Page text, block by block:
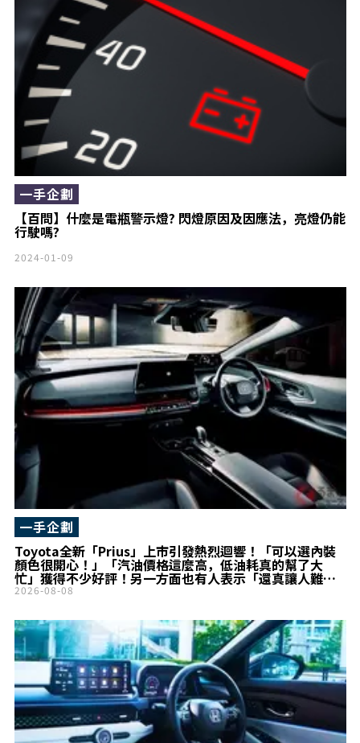
【百問】什麼是電瓶警示燈? 閃燈原因及因應法，亮燈仍能
行駛嗎?
一手企劃
2024-01-09
Toyota全新「Prius」上市引發熱烈迴響！「可以選內裝
顏色很開心！」「汽油價格這麼高，低油耗真的幫了大
忙」獲得不少好評！另一方面也有人表示「還真讓人難以
在Civic之間做選擇……」!? 兼具高質感設計魅力的
一手企劃
2026-08-08